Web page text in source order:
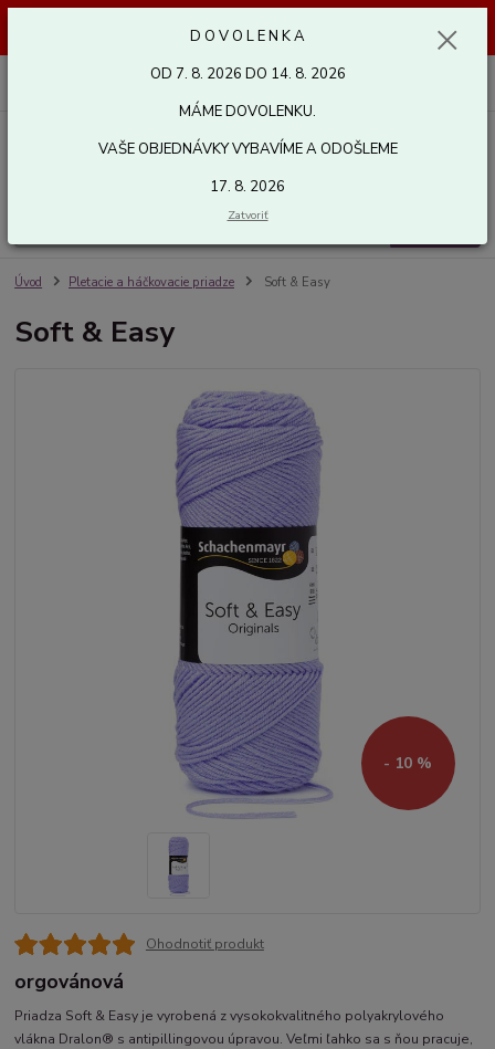
odošleme 17. 8. 2026. Ďakujeme.
Úvod Pletacie a háčkovacie priadze Soft & Easy
Soft & Easy
- 10 %
Ohodnotiť produkt
orgovánová
Priadza Soft & Easy je vyrobená z vysokokvalitného polyakrylového
vlákna Dralon® s antipillingovou úpravou. Veľmi ľahko sa s ňou pracuje,
D O V O L E N K A
OD 7. 8. 2026 DO 14. 8. 2026
MÁME DOVOLENKU.
VAŠE OBJEDNÁVKY VYBAVÍME A ODOŠLEME
17. 8. 2026
Zatvoriť